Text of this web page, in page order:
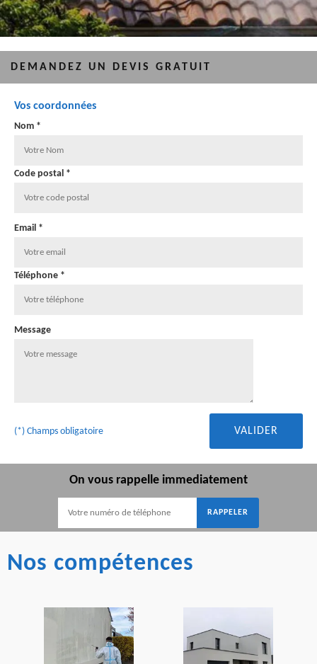
DEMANDEZ UN DEVIS GRATUIT
Vos coordonnées
Nom *
Code postal *
Email *
Téléphone *
Message
(*) Champs obligatoire
On vous rappelle immediatement
Nos compétences